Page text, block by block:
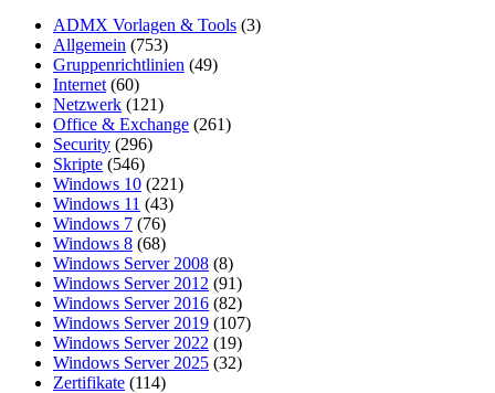
ADMX Vorlagen & Tools (3)
Allgemein (753)
Gruppenrichtlinien (49)
Internet (60)
Netzwerk (121)
Office & Exchange (261)
Security (296)
Skripte (546)
Windows 10 (221)
Windows 11 (43)
Windows 7 (76)
Windows 8 (68)
Windows Server 2008 (8)
Windows Server 2012 (91)
Windows Server 2016 (82)
Windows Server 2019 (107)
Windows Server 2022 (19)
Windows Server 2025 (32)
Zertifikate (114)